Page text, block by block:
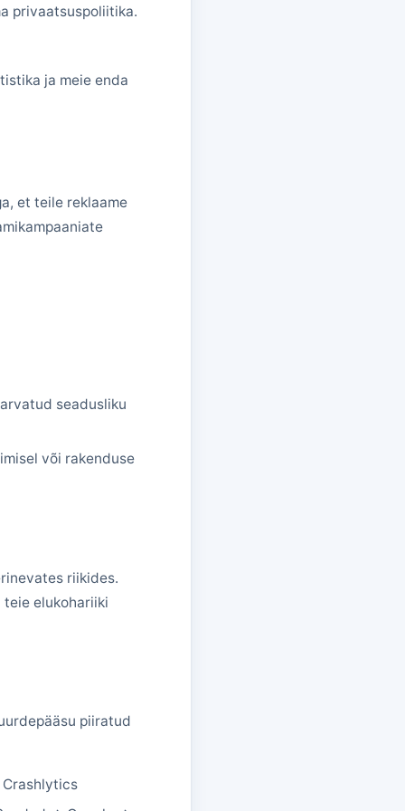
privaatsuspoliitika.
ja meie enda
et teile reklaame
seadusliku
või rakenduse
riikides.
elukohariiki
piiratud
Crashlytics